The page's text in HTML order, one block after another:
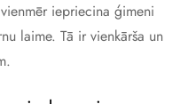
iepriecina ģimeni
laime. Tā ir vienkārša un